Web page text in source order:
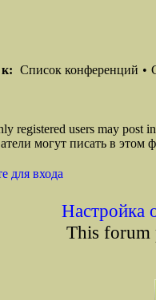
Список конференций •
registered users may post
могут писать в этом
для входа
Настройка
This